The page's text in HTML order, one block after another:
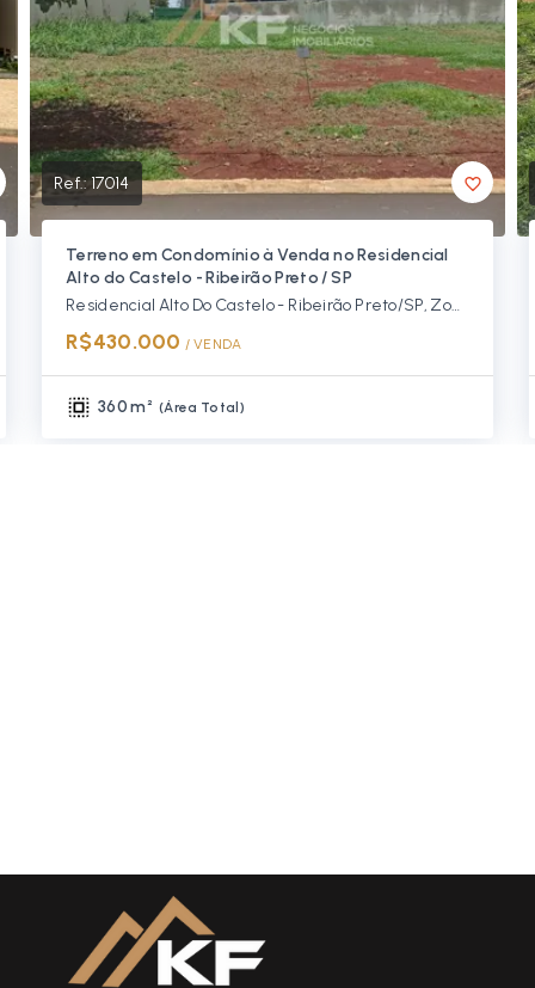
Ref.:17014
Terreno em Condomínio à Venda no Residencial
Alto do Castelo - Ribeirão Preto / SP
Residencial Alto Do Castelo - Ribeirão Preto/SP, Zona Sul
R$430.000 / VENDA
360 m² (Área Total )